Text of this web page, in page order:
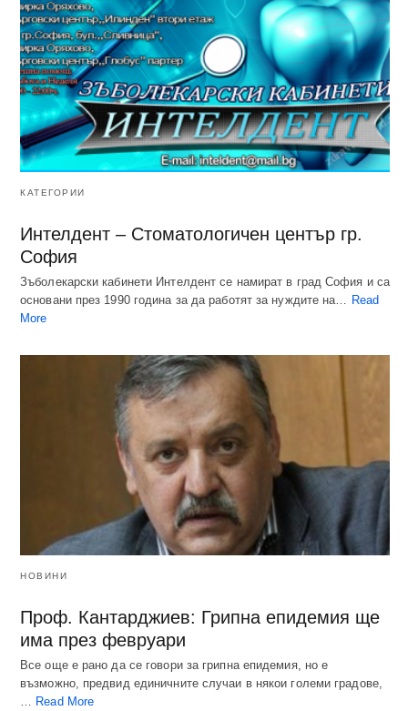
КАТЕГОРИИ
Интелдент – Стоматологичен център гр.
София
Зъболекарски кабинети Интелдент се намират в град София и са
основани през 1990 година за да работят за нуждите на… Read
More
НОВИНИ
Проф. Кантарджиев: Грипна епидемия ще
има през февруари
Все още е рано да се говори за грипна епидемия, но е
възможно, предвид единичните случаи в някои големи градове,
… Read More